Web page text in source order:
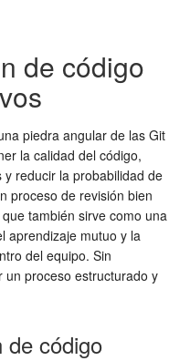
de código
piedra angular de las Git
la calidad del código,
reducir la probabilidad de
proceso de revisión bien
también sirve como una
aprendizaje mutuo y la
del equipo. Sin
proceso estructurado y
de código